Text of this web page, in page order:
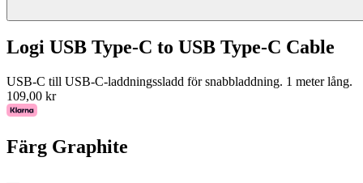
Logi USB Type-C to USB Type-C Cable
USB-C till USB-C-laddningssladd för snabbladdning. 1 meter lång.
109,00 kr
Färg Graphite